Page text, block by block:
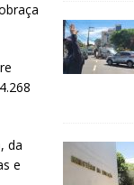
da
e